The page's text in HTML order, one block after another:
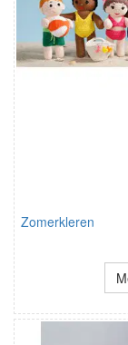
Zomerkleren